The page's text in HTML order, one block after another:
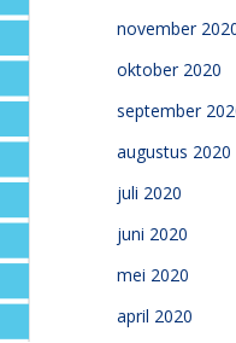
november
oktober 2020
september
augustus 2020
juli 2020
juni 2020
mei 2020
april 2020